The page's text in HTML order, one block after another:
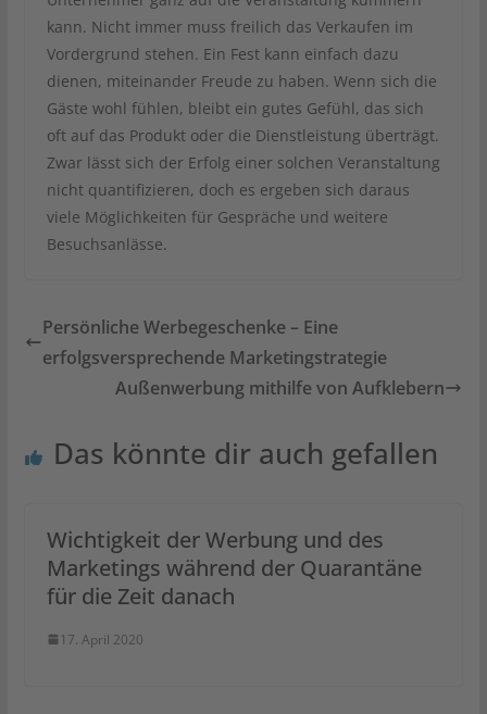
kann. Nicht immer muss freilich das Verkaufen im
Vordergrund stehen. Ein Fest kann einfach dazu
dienen, miteinander Freude zu haben. Wenn sich die
Gäste wohl fühlen, bleibt ein gutes Gefühl, das sich
oft auf das Produkt oder die Dienstleistung überträgt.
Zwar lässt sich der Erfolg einer solchen Veranstaltung
nicht quantifizieren, doch es ergeben sich daraus
viele Möglichkeiten für Gespräche und weitere
Besuchsanlässe.
Persönliche Werbegeschenke – Eine
erfolgsversprechende Marketingstrategie
Außenwerbung mithilfe von Aufklebern
Das könnte dir auch gefallen
Wichtigkeit der Werbung und des
Marketings während der Quarantäne
für die Zeit danach
17. April 2020